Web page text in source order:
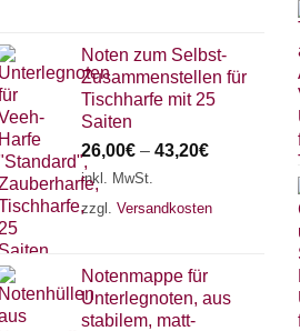
Noten zum Selbst-
Zusammenstellen für
Tischharfe mit 25
Saiten
26,00€ – 43,20€
inkl. MwSt.
zzgl. Versandkosten
Notenmappe für
Unterlegnoten, aus
stabilem, matt-